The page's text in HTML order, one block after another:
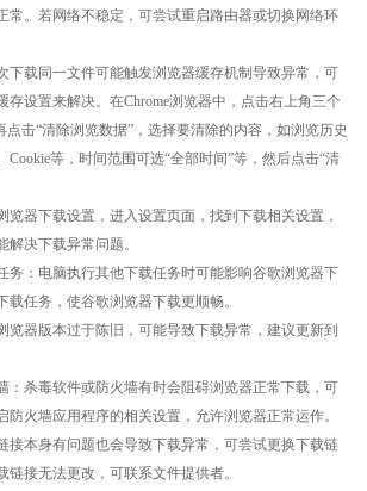
常。若网络不稳定，可尝试重启路由器或切换网络环
下载同一文件可能触发浏览器缓存机制导致异常，可
存设置来解决。在Chrome浏览器中，点击右上角三个
点击“清除浏览数据”，选择要清除的内容，如浏览历史
Cookie等，时间范围可选“全部时间”等，然后点击“清
览器下载设置，进入设置页面，找到下载相关设置，
决下载异常问题。
务：电脑执行其他下载任务时可能影响谷歌浏览器下
载任务，使谷歌浏览器下载更顺畅。
览器版本过于陈旧，可能导致下载异常，建议更新到
：杀毒软件或防火墙有时会阻碍浏览器正常下载，可
防火墙应用程序的相关设置，允许浏览器正常运作。
接本身有问题也会导致下载异常，可尝试更换下载链
链接无法更改，可联系文件提供者。